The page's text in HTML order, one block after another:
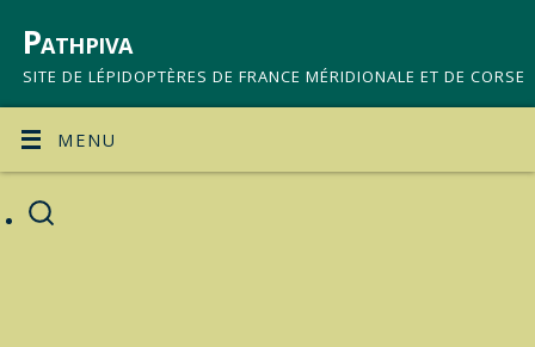
Pathpiva
SITE DE LÉPIDOPTÈRES DE FRANCE MÉRIDIONALE ET DE CORSE
MENU